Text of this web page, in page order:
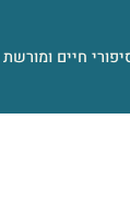
חיים